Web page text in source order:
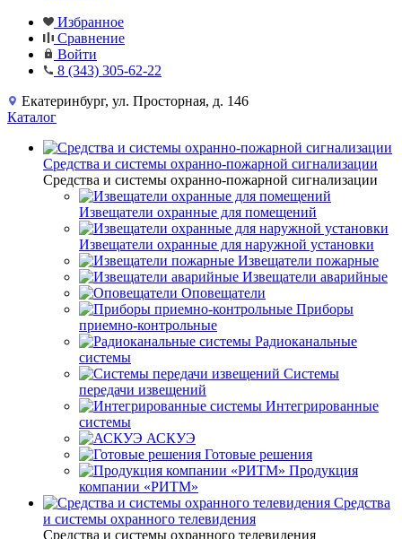
Избранное
Сравнение
Войти
8 (343) 305-62-22
Екатеринбург, ул. Просторная, д. 146
Каталог
Средства и системы охранно-пожарной сигнализации
Средства и системы охранно-пожарной сигнализации
Извещатели охранные для помещений
Извещатели охранные для наружной установки
Извещатели пожарные
Извещатели аварийные
Оповещатели
Приборы
приемно-контрольные
Радиоканальные
системы
Системы
передачи извещений
Интегрированные
системы
АСКУЭ
Готовые решения
Продукция
компании «РИТМ»
Средства
и системы охранного телевидения
Средства и системы охранного телевидения